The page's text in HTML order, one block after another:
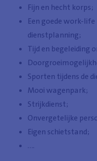
Fijn en hecht korps;
Een goede work-
dienstplanning;
Tijd en begeleiding
Sporten tijdens de
Mooi wagenpark;
Strijkdienst;
Onvergetelijke
Eigen schietstand;
….